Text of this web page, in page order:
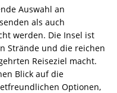
Auswahl an
als auch
werden. Die Insel ist
Strände und die reichen
Reiseziel macht.
Blick auf die
Optionen,